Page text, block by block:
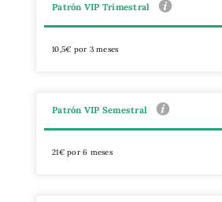
Patrón VIP Trimestral
10,5€ por 3 meses
Patrón VIP Semestral
21€ por 6 meses